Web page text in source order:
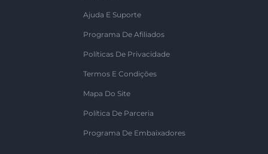
Ajuda E Suporte
Programa De Afiliados
Políticas De Privacidade
Termos E Condições
Mapa Do Site
Política De Parceria
Programa De Embaixadores